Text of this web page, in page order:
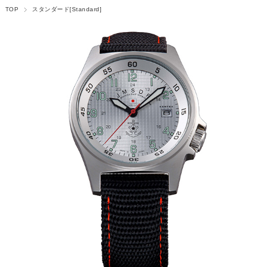
TOP スタンダード[Standard]